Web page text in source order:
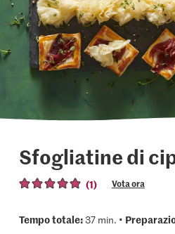
Sfogliatine di
(1) Vota ora
Tempo totale:37 min. •